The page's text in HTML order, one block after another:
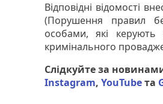
Відповідні відомості
(Порушення правил
особами, які
кримінального
Слідкуйте за
Instagram,YouTubeта